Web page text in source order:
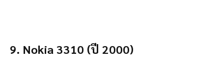
9. Nokia 3310 (ปี 2000)